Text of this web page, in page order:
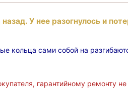
У нее разогнулось и
кольца сами собой на
гарантийному ремонту